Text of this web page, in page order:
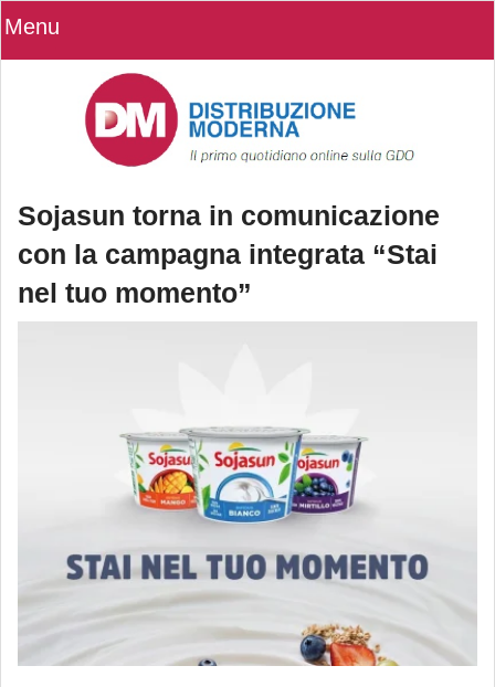
Menu
Sojasun torna in comunicazione
con la campagna integrata “Stai
nel tuo momento”